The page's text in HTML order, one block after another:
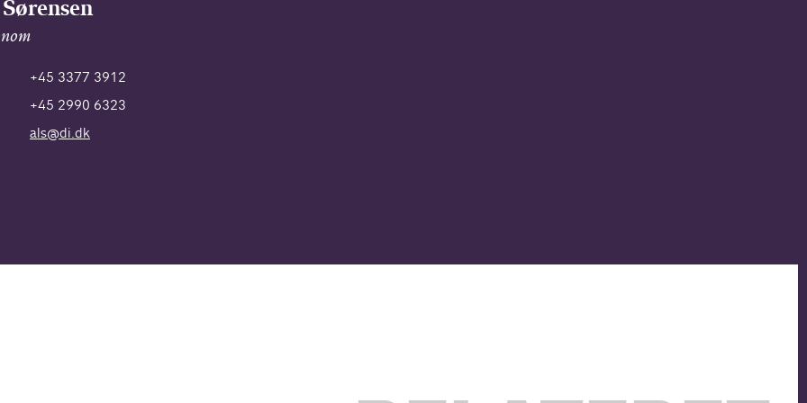
+45 3377 3912
+45 2990 6323
als@di.dk